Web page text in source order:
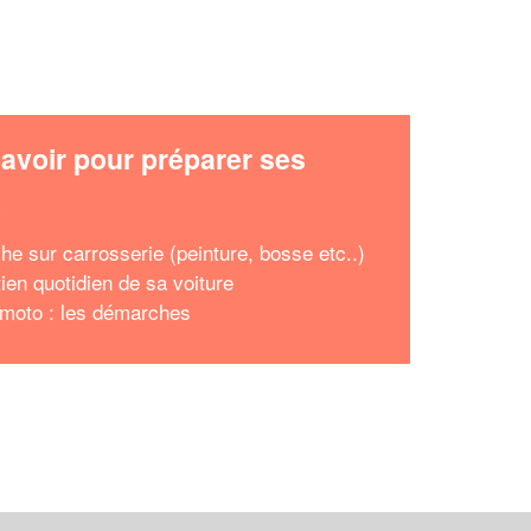
pour préparer ses
sur carrosserie (peinture, bosse etc..)
quotidien de sa voiture
: les démarches